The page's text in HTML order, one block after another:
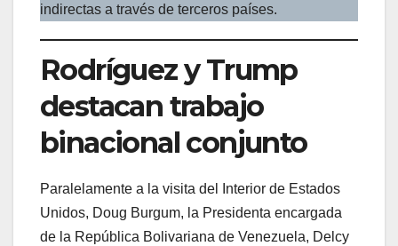
indirectas a través de terceros países.
Rodríguez y Trump
destacan trabajo
binacional conjunto
Paralelamente a la visita del Interior de Estados
Unidos, Doug Burgum, la Presidenta encargada
de la República Bolivariana de Venezuela, Delcy